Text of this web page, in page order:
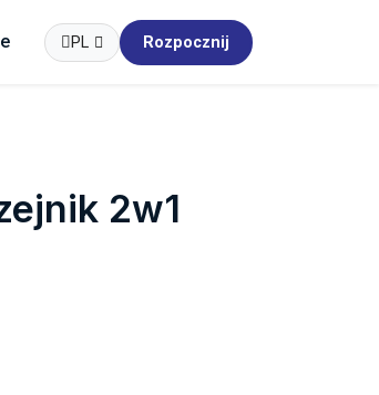
PL Rozpocznij
2w1